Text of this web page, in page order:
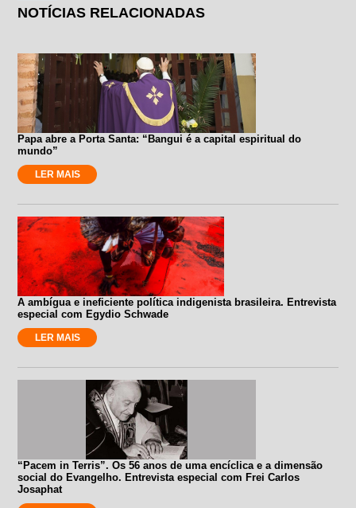
NOTÍCIAS RELACIONADAS
Papa abre a Porta Santa: “Bangui é a capital espiritual do
mundo”
LER MAIS
A ambígua e ineficiente política indigenista brasileira. Entrevista
especial com Egydio Schwade
LER MAIS
“Pacem in Terris”. Os 56 anos de uma encíclica e a dimensão
social do Evangelho. Entrevista especial com Frei Carlos
Josaphat